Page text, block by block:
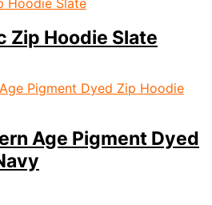
Zip Hoodie Slate
Age Pigment Dyed